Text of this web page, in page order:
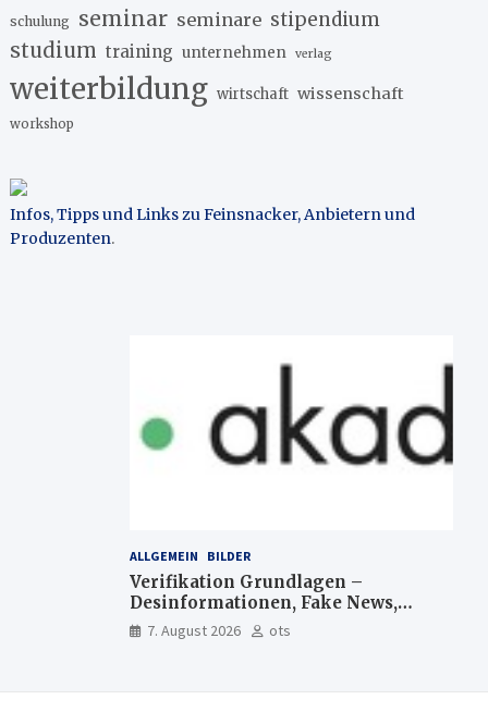
schulung seminar seminare stipendium
studium training unternehmen verlag
weiterbildung wirtschaft wissenschaft
workshop
Infos, Tipps und Links zu Feinsnacker, Anbietern und
Produzenten.
ALLGEMEIN BILDER
Verifikation Grundlagen –
Desinformationen, Fake News,
manipulierte Inhalte | dpa-
Akademie
7. August 2026 ots